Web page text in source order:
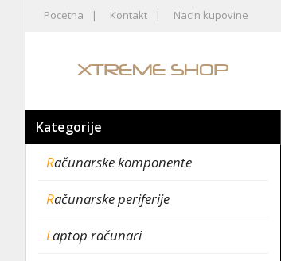
Pocetna Kontakt Nacin kupovine
Kategorije
Računarske komponente
Računarske periferije
Laptop računari